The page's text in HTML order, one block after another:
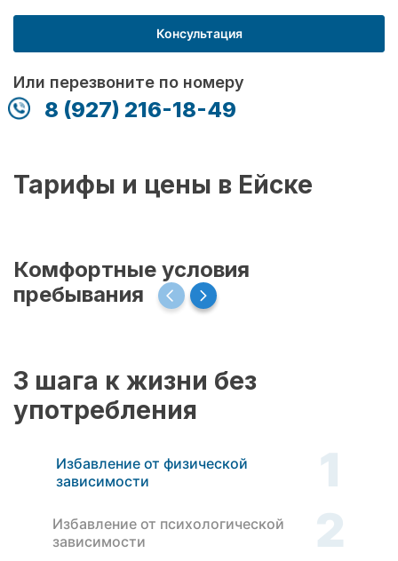
Консультация
Или перезвоните по номеру
8 (927) 216-18-49
Тарифы и цены в Ейске
Комфортные условия
пребывания
3 шага к жизни без
употребления
Избавление от физической
зависимости
1
Избавление от психологической
зависимости
2